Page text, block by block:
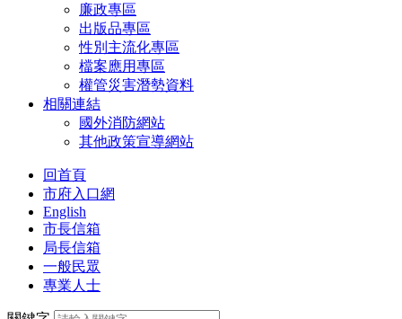
廉政專區
出版品專區
性別主流化專區
檔案應用專區
權管災害潛勢資料
相關連結
國外消防網站
其他政策宣導網站
回首頁
市府入口網
English
市長信箱
局長信箱
一般民眾
專業人士